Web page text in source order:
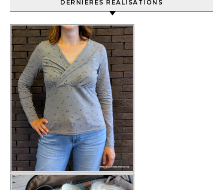
DERNIÈRES RÉALISATIONS